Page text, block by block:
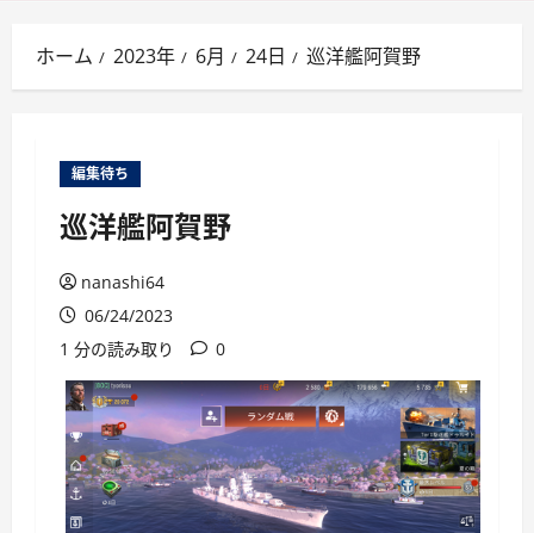
ン
メ
ホーム 2023年 6月 24日 巡洋艦阿賀野
編集待ち
巡洋艦阿賀野
nanashi64
06/24/2023
1 分の読み取り
0